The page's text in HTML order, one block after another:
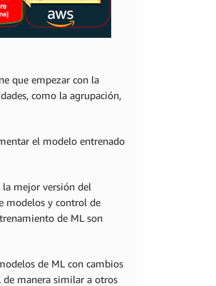
que empezar con la
como la agrupación,
el modelo entrenado
mejor versión del
modelos y control de
de ML son
de ML con cambios
manera similar a otros